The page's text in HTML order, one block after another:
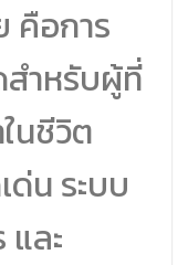
คือการ
ำหรับผู้ที่
นชีวิต
น ระบบ
ละ